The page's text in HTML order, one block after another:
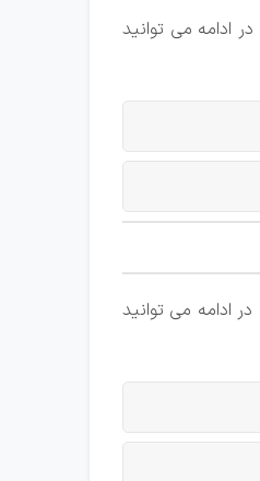
ادامه می توانید
ادامه می توانید